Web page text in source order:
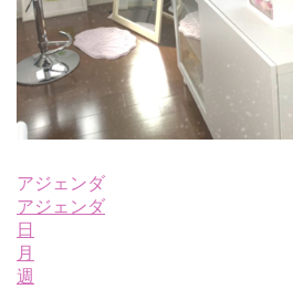
アジェンダ
アジェンダ
日
月
週